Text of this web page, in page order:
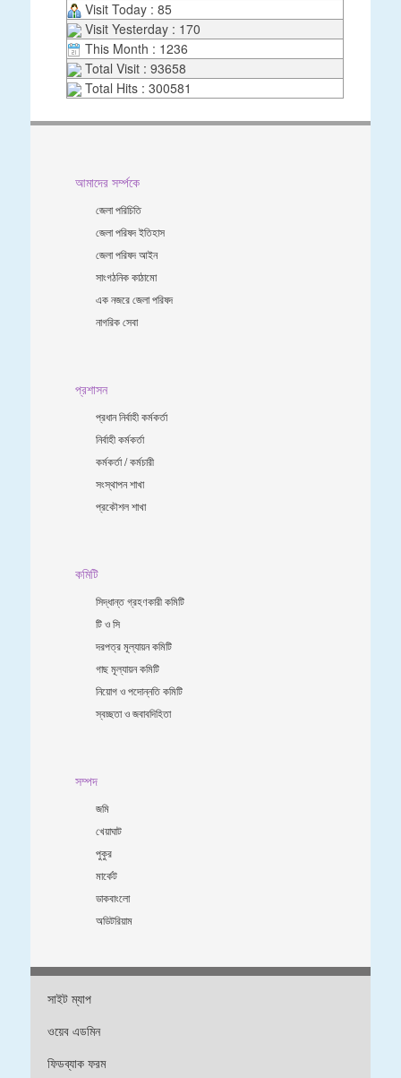
Visit Today : 85
Visit Yesterday : 170
This Month : 1236
Total Visit : 93658
Total Hits : 300581
আমাদের সর্ম্পকে
জেলা পরিচিতি
জেলা পরিষদ ইতিহাস
জেলা পরিষদ আইন
সাংগঠনিক কাঠামো
এক নজরে জেলা পরিষদ
নাগরিক সেবা
প্রশাসন
প্রধান নির্বাহী কর্মকর্তা
নির্বাহী কর্মকর্তা
কর্মকর্তা / কর্মচারী
সংস্থাপন শাখা
প্রকৌশল শাখা
কমিটি
সিদ্ধান্ত গ্রহণকারী কমিটি
টি ও সি
দরপত্র মূল্যায়ন কমিটি
গাছ মূল্যায়ন কমিটি
নিয়োগ ও পদোন্নতি কমিটি
স্বচ্ছতা ও জবাবদিহিতা
সম্পদ
জমি
খেয়াঘাট
পুকুর
মার্কেট
ডাকবাংলো
অডিটরিয়াম
সাইট ম্যাপ
ওয়েব এডমিন
ফিডব্যাক ফরম